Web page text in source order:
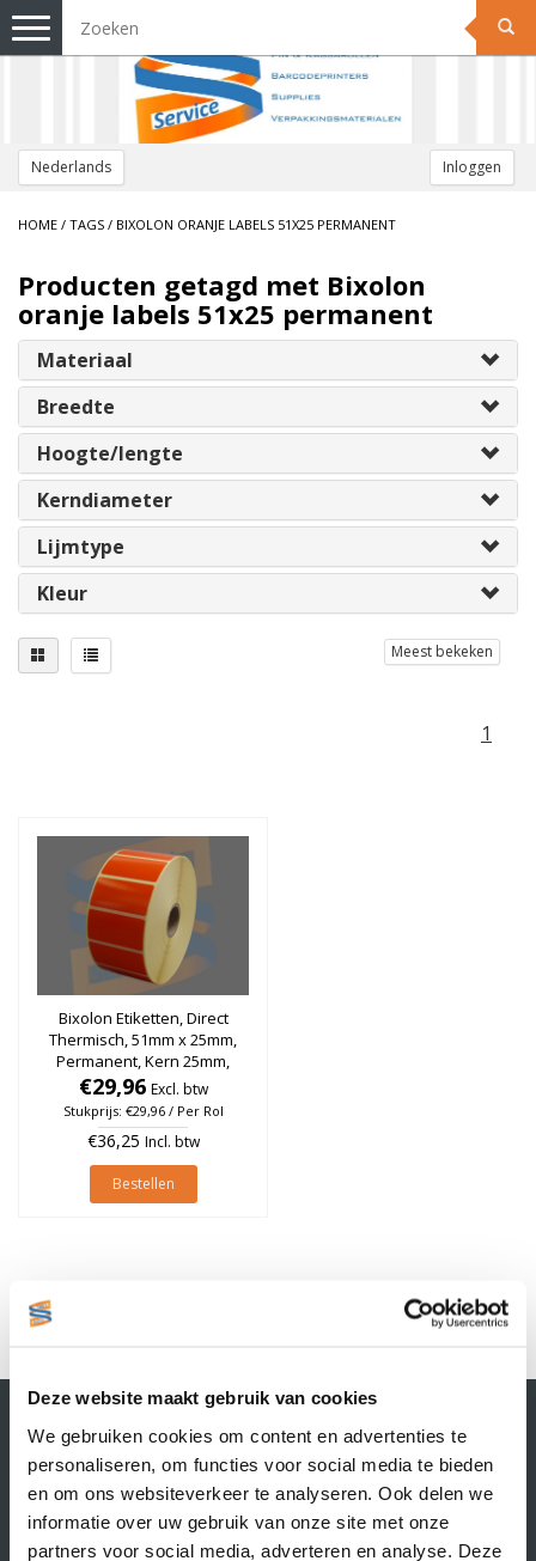
Deze website maakt gebruik van cookies
We gebruiken cookies om content en advertenties te
personaliseren, om functies voor social media te bieden
en om ons websiteverkeer te analyseren. Ook delen we
informatie over uw gebruik van onze site met onze
partners voor social media, adverteren en analyse. Deze
Nederlands Inloggen
Toggle
navigation
HOME / TAGS / BIXOLON ORANJE LABELS 51X25 PERMANENT
Producten getagd met Bixolon
oranje labels 51x25 permanent
Materiaal
Breedte
Hoogte/lengte
Kerndiameter
Lijmtype
Kleur
Meest bekeken
1
Bixolon Etiketten, Direct
Thermisch, 51mm x 25mm,
Permanent, Kern 25mm,
Oranje, rol à 2.580 stuks
€29,96 Excl. btw
Stukprijs: €29,96 / Per Rol
€36,25 Incl. btw
Bestellen
1
Contactgegevens
Supply Service B.V.
Nijverheidsstraat 25-K
3861 RJ Nijkerk
info@supplyservice.nl
+31 33 468 13 42